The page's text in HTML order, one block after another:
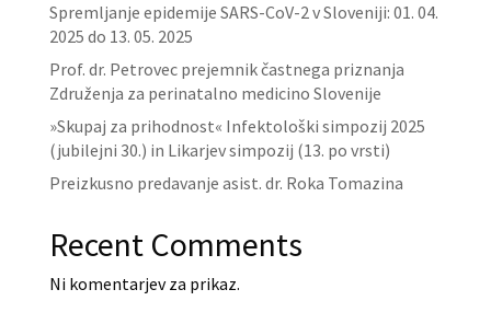
Spremljanje epidemije SARS-CoV-2 v Sloveniji: 01. 04.
2025 do 13. 05. 2025
Prof. dr. Petrovec prejemnik častnega priznanja
Združenja za perinatalno medicino Slovenije
»Skupaj za prihodnost« Infektološki simpozij 2025
(jubilejni 30.) in Likarjev simpozij (13. po vrsti)
Preizkusno predavanje asist. dr. Roka Tomazina
Recent Comments
Ni komentarjev za prikaz.